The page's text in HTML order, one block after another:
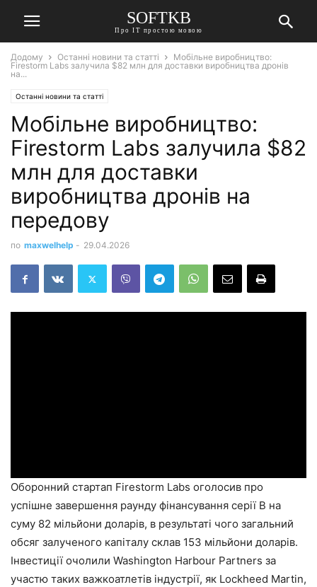
SOFTKB
Про ІТ простою мовою
Додому Останні новини та статті
Мобільне виробництво:
Firestorm Labs залучила $82 млн для доставки виробництва дронів
на...
Останні новини та статті
Мобільне виробництво:
Firestorm Labs залучила $82
млн для доставки
виробництва дронів на
передову
по maxwelhelp - 29.04.2026
Оборонний стартап Firestorm Labs оголосив про
успішне завершення раунду фінансування серії B на
суму 82 мільйони доларів, в результаті чого загальний
обсяг залученого капіталу склав 153 мільйони доларів.
Інвестиції очолили Washington Harbour Partners за
участю таких важкоатлетів індустрії, як Lockheed Martin,